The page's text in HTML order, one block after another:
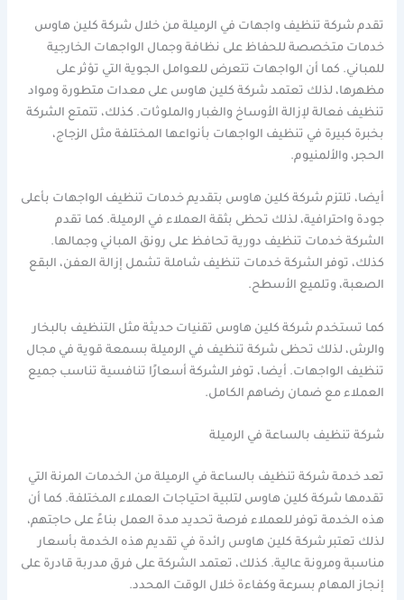
تقدم شركة تنظيف واجهات في الرميلة من خلال شركة كلين هاوس
خدمات متخصصة للحفاظ على نظافة وجمال الواجهات الخارجية
للمباني. كما أن الواجهات تتعرض للعوامل الجوية التي تؤثر على
مظهرها، لذلك تعتمد شركة كلين هاوس على معدات متطورة ومواد
تنظيف فعالة لإزالة الأوساخ والغبار والملوثات. كذلك، تتمتع الشركة
بخبرة كبيرة في تنظيف الواجهات بأنواعها المختلفة مثل الزجاج،
الحجر، والألمنيوم.
أيضا، تلتزم شركة كلين هاوس بتقديم خدمات تنظيف الواجهات بأعلى
جودة واحترافية، لذلك تحظى بثقة العملاء في الرميلة. كما تقدم
الشركة خدمات تنظيف دورية تحافظ على رونق المباني وجمالها.
كذلك، توفر الشركة خدمات تنظيف شاملة تشمل إزالة العفن، البقع
الصعبة، وتلميع الأسطح.
كما تستخدم شركة كلين هاوس تقنيات حديثة مثل التنظيف بالبخار
والرش، لذلك تحظى شركة تنظيف في الرميلة بسمعة قوية في مجال
تنظيف الواجهات. أيضا، توفر الشركة أسعارًا تنافسية تناسب جميع
العملاء مع ضمان رضاهم الكامل.
شركة تنظيف بالساعة في الرميلة
تعد خدمة شركة تنظيف بالساعة في الرميلة من الخدمات المرنة التي
تقدمها شركة كلين هاوس لتلبية احتياجات العملاء المختلفة. كما أن
هذه الخدمة توفر للعملاء فرصة تحديد مدة العمل بناءً على حاجتهم،
لذلك تعتبر شركة كلين هاوس رائدة في تقديم هذه الخدمة بأسعار
مناسبة ومرونة عالية. كذلك، تعتمد الشركة على فرق مدربة قادرة على
إنجاز المهام بسرعة وكفاءة خلال الوقت المحدد.